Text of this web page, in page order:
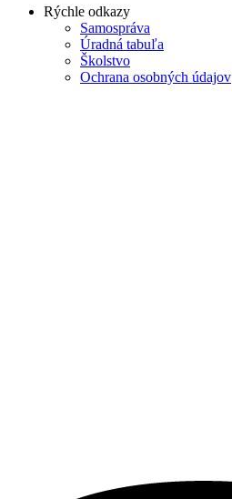
Rýchle odkazy
Samospráva
Úradná tabuľa
Školstvo
Ochrana osobných údajov